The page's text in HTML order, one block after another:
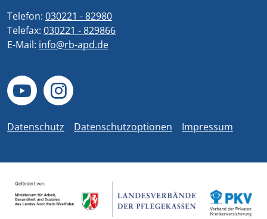
Telefon: 030221 - 82980
Telefax: 030221 - 829866
E-Mail: info@rb-apd.de
Datenschutz Datenschutzoptionen Impressum